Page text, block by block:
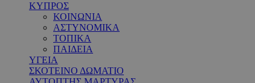
ΚΥΠΡΟΣ
ΚΟΙΝΩΝΙΑ
ΑΣΤΥΝΟΜΙΚΑ
ΤΟΠΙΚΑ
ΠΑΙΔΕΙΑ
ΥΓΕΙΑ
ΣΚΟΤΕΙΝΟ ΔΩΜΑΤΙΟ